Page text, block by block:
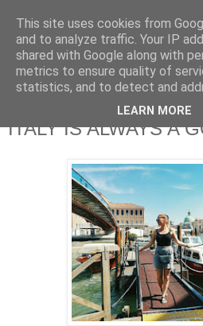
Mittwoch, 13. September 2017
ITALY IS ALWAYS A
This site uses cookies from
and to analyze traffic. Your IP
shared with Google along with
metrics to ensure quality of
statistics, and to detect and
LEARN MORE